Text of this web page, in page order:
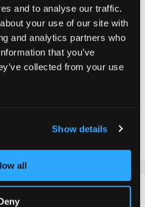
and to analyse our traffic.
your use of our site with
and analytics partners who
that you’ve
collected from your use
Show details
all
au panier